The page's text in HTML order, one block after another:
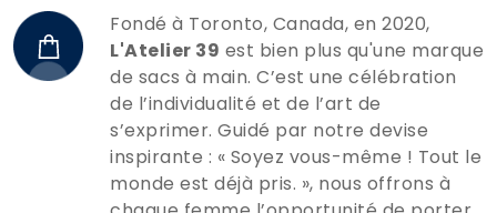
Fondé à Toronto, Canada, en 2020,
L'Atelier 39 est bien plus qu'une marque
de sacs à main. C’est une célébration
de l’individualité et de l’art de
s’exprimer. Guidé par notre devise
inspirante : « Soyez vous-même ! Tout le
monde est déjà pris. », nous offrons à